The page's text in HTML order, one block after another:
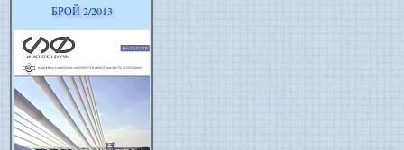
БРОЙ 2/2013